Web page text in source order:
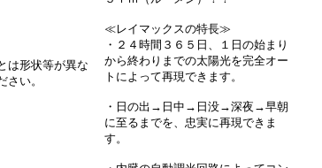
は形状等が異な
い。
≪レイマックスの特長≫
・２４時間３６５日、１日の始まり
から終わりまでの太陽光を完全オー
トによって再現できます。
・日の出→日中→日没→深夜→早朝
に至るまでを、忠実に再現できま
す。